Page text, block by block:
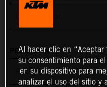
American Samoa
Andorra
Angola
Anguilla
POBLACIÓN*
Al hacer clic en “Aceptar
su consentimiento para
en su dispositivo para
analizar el uso del sitio y